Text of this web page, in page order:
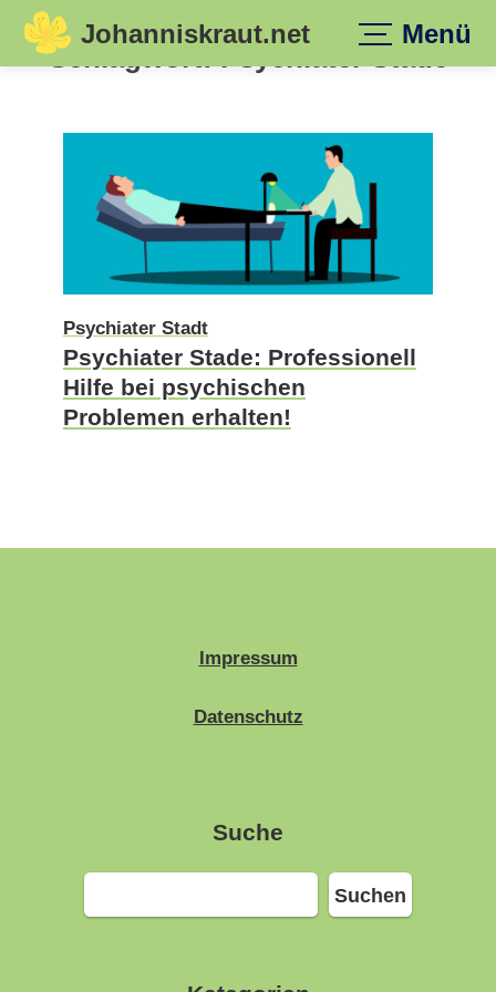
Skip
Johanniskraut.net Menü
Schlagwort:
Psychiater Stadt
Psychiater Stade: Professionell
Hilfe bei psychischen
Problemen erhalten!
Impressum
Datenschutz
Suche
Suchen
Suchen